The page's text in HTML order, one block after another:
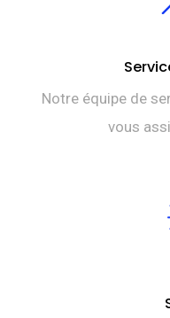
Notre équipe de
vous